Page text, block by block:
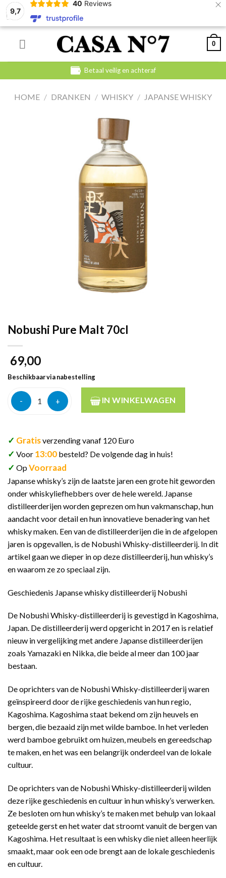
9,7
40 Reviews ×
Skip
0
Betaal veilig en achteraf
HOME / DRANKEN / WHISKY / JAPANSE WHISKY
Nobushi Pure Malt 70cl
69,00
Beschikbaar via nabestelling
Nobushi Pure Malt 70cl aantalIN WINKELWAGEN
✓ Gratisverzending vanaf 120 Euro
✓ Voor 13:00 besteld? De volgende dag in huis!
✓ OpVoorraad
Japanse whisky’s zijn de laatste jaren een grote hit geworden
onder whiskyliefhebbers over de hele wereld. Japanse
distilleerderijen worden geprezen om hun vakmanschap, hun
aandacht voor detail en hun innovatieve benadering van het
whisky maken. Een van de distilleerderijen die in de afgelopen
jaren is opgevallen, is de Nobushi Whisky-distilleerderij. In dit
artikel gaan we dieper in op deze distilleerderij, hun whisky’s
en waarom ze zo speciaal zijn.
Geschiedenis Japanse whisky distilleerderij Nobushi
De Nobushi Whisky-distilleerderij is gevestigd in Kagoshima,
Japan. De distilleerderij werd opgericht in 2017 en is relatief
nieuw in vergelijking met andere Japanse distilleerderijen
zoals Yamazaki en Nikka, die beide al meer dan 100 jaar
bestaan.
De oprichters van de Nobushi Whisky-distilleerderij waren
geïnspireerd door de rijke geschiedenis van hun regio,
Kagoshima. Kagoshima staat bekend om zijn heuvels en
bergen, die bezaaid zijn met wilde bamboe. In het verleden
werd bamboe gebruikt om huizen, meubels en gereedschap
te maken, en het was een belangrijk onderdeel van de lokale
cultuur.
De oprichters van de Nobushi Whisky-distilleerderij wilden
deze rijke geschiedenis en cultuur in hun whisky’s verwerken.
Ze besloten om hun whisky’s te maken met behulp van lokaal
geteelde gerst en het water dat stroomt vanuit de bergen van
Kagoshima. Het resultaat is een whisky die niet alleen heerlijk
smaakt, maar ook een ode brengt aan de lokale geschiedenis
en cultuur.